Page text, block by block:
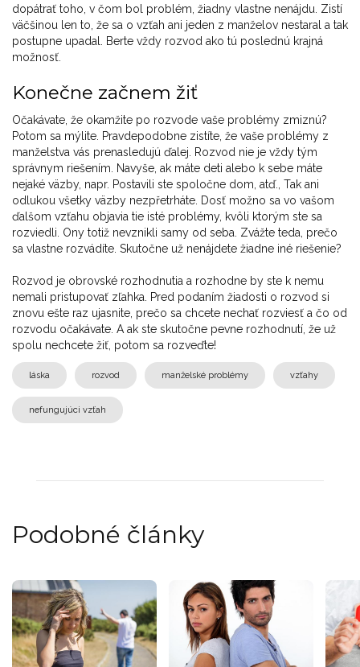
dopátrať toho, v čom bol problém, žiadny vlastne nenájdu. Zistí
väčšinou len to, že sa o vzťah ani jeden z manželov nestaral a tak
postupne upadal. Berte vždy rozvod ako tú poslednú krajná
možnosť.
Konečne začnem žiť
Očakávate, že okamžite po rozvode vaše problémy zmiznú?
Potom sa mýlite. Pravdepodobne zistíte, že vaše problémy z
manželstva vás prenasledujú ďalej. Rozvod nie je vždy tým
správnym riešením. Navyše, ak máte deti alebo k sebe máte
nejaké väzby, napr. Postavili ste spoločne dom, atď., Tak ani
odlukou všetky väzby nezpřetrháte. Dosť možno sa vo vašom
ďalšom vzťahu objavia tie isté problémy, kvôli ktorým ste sa
rozviedli. Ony totiž nevznikli samy od seba. Zvážte teda, prečo
sa vlastne rozvádíte. Skutočne už nenájdete žiadne iné riešenie?
Rozvod je obrovské rozhodnutia a rozhodne by ste k nemu
nemali pristupovať zľahka. Pred podaním žiadosti o rozvod si
znovu ešte raz ujasnite, prečo sa chcete nechať rozviesť a čo od
rozvodu očakávate. A ak ste skutočne pevne rozhodnutí, že už
spolu nechcete žiť, potom sa rozveďte!
láska rozvod manželské problémy vzťahy
nefungujúci vzťah
Podobné články